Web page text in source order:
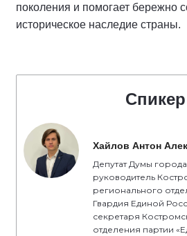
поколения и помогает бережно
историческое наследие страны.
Спикер
Хайлов Антон
Депутат Думы
руководитель
регионального
Гвардия Единой
секретаря
отделения партии